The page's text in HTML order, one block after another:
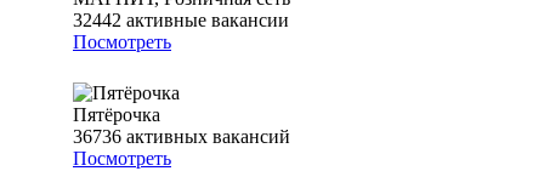
32442 активные вакансии
Посмотреть
Пятёрочка
36736 активных вакансий
Посмотреть